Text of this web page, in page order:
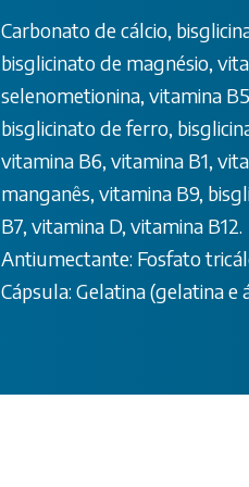
Carbonato de cálcio,
bisglicinato de magnésio,
selenometionina, vitamina
bisglicinato de ferro,
vitamina B6, vitamina B1,
manganês, vitamina B9,
B7, vitamina D, vitamina B12.
Antiumectante: Fosfato
Cápsula: Gelatina (gelatina e